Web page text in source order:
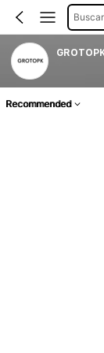
Recommended